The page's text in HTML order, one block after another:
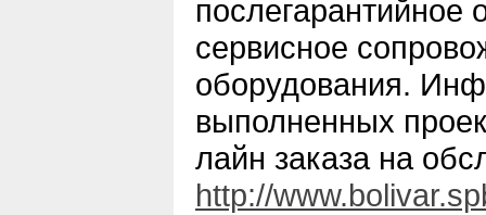
послегарантийное
сервисное
оборудования.
выполненных
лайн заказа на
http://